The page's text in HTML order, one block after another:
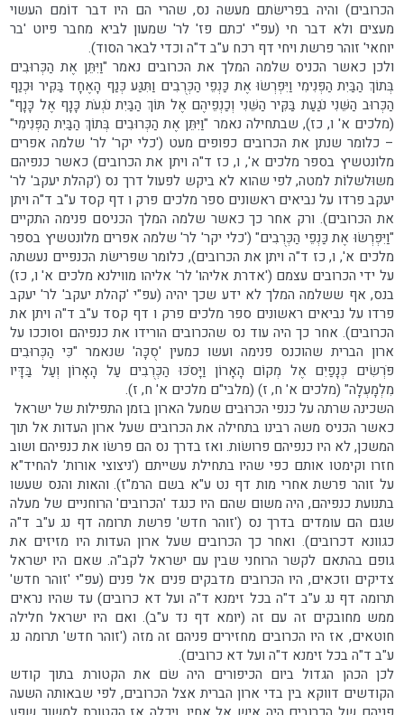
הכרובים) והיה בפרישׂתם מעשה נס, שהרי הם היו דבר דוֹמם העשוי
מעצים ולא דבר חי (עפ"י 'כתם פז' לר' שמעון לביא מחבר פיוט 'בר
יוחאי' זוהר פרשת ויחי דף רכח ע"ב ד"ה וכדי לבאר הסוד).
ולכן כאשר הכניס שלמה המלך את הכרובים נאמר "וַיִּתֵּן אֶת הַכְּרוּבִים
בְּתוֹךְ הַבַּיִת הַפְּנִימִי וַיִּפְרְשׂוּ אֶת כַּנְפֵי הַכְּרֻבִים וַתִּגַּע כְּנַף הָאֶחָד בַּקִּיר וּכְנַף
הַכְּרוּב הַשֵּׁנִי נֹגַעַת בַּקִּיר הַשֵּׁנִי וְכַנְפֵיהֶם אֶל תּוֹךְ הַבַּיִת נֹגְעֹת כָּנָף אֶל כָּנָף"
(מלכים א' ו, כז), שבתחילה נאמר "וַיִּתֵּן אֶת הַכְּרוּבִים בְּתוֹךְ הַבַּיִת הַפְּנִימִי"
– כלומר שנתן את הכרובים כפופים מעט ('כלי יקר' לר' שלמה אפרים
מלונטשיץ בספר מלכים א', ו, כז ד"ה ויתן את הכרובים) כאשר כנפיהם
משוּלשלוֹת למטה, לפי שהוא לא ביקש לפעול דרך נס ('קהלת יעקב' לר'
יעקב פרדו על נביאים ראשונים ספר מלכים פרק ו דף קסד ע"ב ד"ה ויתן
את הכרובים). ורק אחר כך כאשר שלמה המלך הכניסם פנימה התקיים
"וַיִּפְרְשׂוּ אֶת כַּנְפֵי הַכְּרֻבִים" ('כלי יקר' לר' שלמה אפרים מלונטשיץ בספר
מלכים א', ו, כז ד"ה ויתן את הכרובים), כלומר שפרישׂת הכנפיים נעשתה
על ידי הכרובים עצמם ('אדרת אליהו' לר' אליהו מווילנא מלכים א' ו, כז)
בנס, אף ששלמה המלך לא ידע שכך יהיה (עפ"י 'קהלת יעקב' לר' יעקב
פרדו על נביאים ראשונים ספר מלכים פרק ו דף קסד ע"ב ד"ה ויתן את
הכרובים). אחר כך היה עוד נס שהכרובים הורידו את כנפיהם וסוככו על
ארון הברית שהוכנס פנימה ועשו כמעין 'סֻכָּה' שנאמר "כִּי הַכְּרוּבִים
פֹּרְשִׂים כְּנָפַיִם אֶל מְקוֹם הָאָרוֹן וַיָּסֹכּוּ הַכְּרֻבִים עַל הָאָרוֹן וְעַל בַּדָּיו
מִלְמָעְלָה" (מלכים א' ח, ז) (מלבי"ם מלכים א' ח, ז).
השכינה שרתה על כנפי הכרוּבים שמעל הארון בזמן התפילות של ישראל
כאשר הכניס משה רבינו בתחילה את הכרובים שעל ארון העדות אל תוך
המשכן, לא היו כנפיהם פרושׂות. ואז בדרך נס הם פרשׂו את כנפיהם ושוב
חזרו וקימטו אותם כפי שהיו בתחילת עשייתם ('ניצוצי אורות' להחיד"א
על זוהר פרשת אחרי מות דף נט ע"א בשם הרמ"ז). והאות והנס שעשו
בתנועת כנפיהם, היה משום שהם היו כנגד 'הכרובים' הרוחניים של מעלה
שגם הם עומדים בדרך נס ('זוהר חדש' פרשת תרומה דף נג ע"ב ד"ה
כגוונא דכרובים). ואחר כך הכרובים שעל ארון העדות היו מזיזים את
גופם בהתאם לקשר הרוחני שבין עם ישראל לקב"ה. שאם היו ישראל
צדיקים וזכאים, היו הכרובים מדבקים פנים אל פנים (עפ"י 'זוהר חדש'
תרומה דף נג ע"ב ד"ה בכל זימנא ד"ה ועל דא כרובים) עד שהיו נראים
ממש מחובקים זה עם זה (יומא דף נד ע"ב). ואם היו ישראל חלילה
חוטאים, אז היו הכרובים מחזירים פניהם זה מזה ('זוהר חדש' תרומה נג
ע"ב ד"ה בכל זימנא ד"ה ועל דא כרובים).
לכן הכהן הגדול ביום הכיפורים היה שׂם את הקטורת בתוך קודש
הקודשים דווקא בין בדי ארון הברית אצל הכרובים, לפי שבאותה השעה